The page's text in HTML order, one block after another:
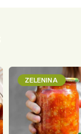
ZELENINA